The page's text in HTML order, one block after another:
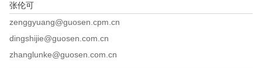
张伦可
zenggyuang@guosen.cpm.cn
dingshijie@guosen.com.cn
zhanglunke@guosen.com.cn